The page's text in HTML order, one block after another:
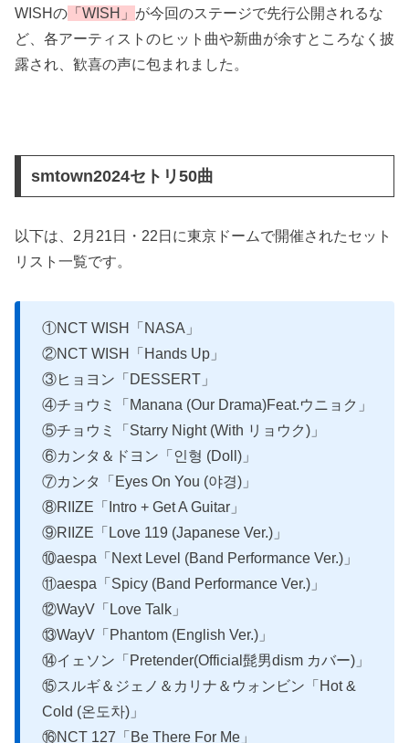
WISHの 「WISH」 が今回のステージで先行公開されるな
ど、各アーティストのヒット曲や新曲が余すところなく披
露され、歓喜の声に包まれました。
smtown2024セトリ50曲
以下は、2月21日・22日に東京ドームで開催されたセット
リスト一覧です。
①NCT WISH「NASA」
②NCT WISH「Hands Up」
③ヒョヨン「DESSERT」
④チョウミ「Manana (Our Drama)Feat.ウニョク」
⑤チョウミ「Starry Night (With リョウク)」
⑥カンタ＆ドヨン「인형 (Doll)」
⑦カンタ「Eyes On You (야경)」
⑧RIIZE「Intro + Get A Guitar」
⑨RIIZE「Love 119 (Japanese Ver.)」
⑩aespa「Next Level (Band Performance Ver.)」
⑪aespa「Spicy (Band Performance Ver.)」
⑫WayV「Love Talk」
⑬WayV「Phantom (English Ver.)」
⑭イェソン「Pretender(Official髭男dism カバー)」
⑮スルギ＆ジェノ＆カリナ＆ウォンビン「Hot &
Cold (온도차)」
⑯NCT 127「Be There For Me」